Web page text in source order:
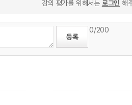
강의 평가를 위해서는 로그인 해
0/200